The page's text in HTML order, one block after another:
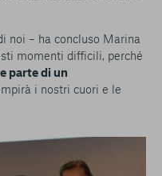
noi – ha concluso Marina
momenti difficili, perché
parte di un
i nostri cuori e le